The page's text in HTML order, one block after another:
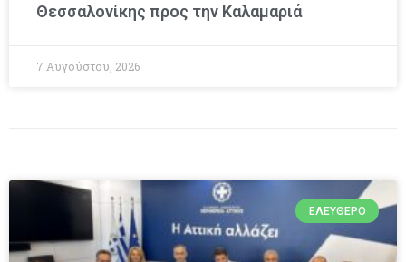
Θεσσαλονίκης προς την Καλαμαριά
7 Αυγούστου, 2026
ΕΛΕΎΘΕΡΟ